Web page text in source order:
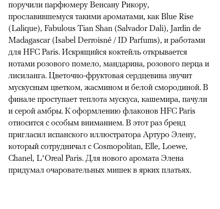
поручили парфюмеру Венсану Рикору,
прославившемуся такими ароматами, как Blue Rise
(Lalique), Fabulous Tian Shan (Salvador Dali), Jardin de
Madagascar (Isabel Derroisné / ID Parfums), и работами
для HFC Paris. Искрящийся коктейль открывается
нотами розового помело, мандарина, розового перца и
лисиланга. Цветочно-фруктовая сердцевина звучит
мускусным цветком, жасмином и белой смородиной. В
финале проступает теплота мускуса, кашемира, пачули
и серой амбры. К оформлению флаконов HFC Paris
относится с особым вниманием. В этот раз бренд
пригласил испанского иллюстратора Артуро Элену,
который сотрудничал с Cosmopolitan, Elle, Loewe,
Chanel, L’Oreal Paris. Для нового аромата Элена
придумал очаровательных мишек в ярких платьях.